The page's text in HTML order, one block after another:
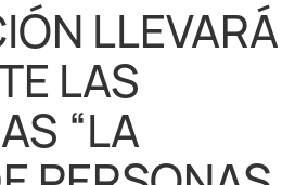
LLEVARÁ
LAS
“LA